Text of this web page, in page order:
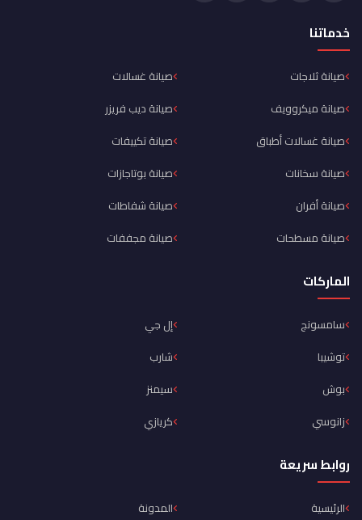
خدماتنا
صيانة ثلاجات
صيانة غسالات
صيانة ميكروويف
صيانة ديب فريزر
صيانة غسالات أطباق
صيانة تكييفات
صيانة سخانات
صيانة بوتاجازات
صيانة أفران
صيانة شفاطات
صيانة مسطحات
صيانة مجففات
الماركات
سامسونج
إل جي
توشيبا
شارب
بوش
سيمنز
زانوسي
كريازي
روابط سريعة
الرئيسية
المدونة